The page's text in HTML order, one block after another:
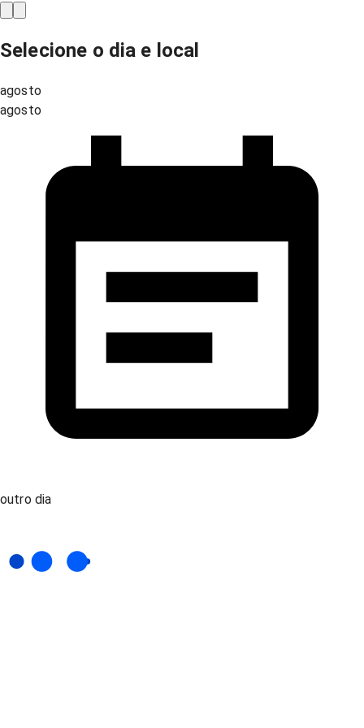
Selecione o dia e local
agosto
agosto
outro dia